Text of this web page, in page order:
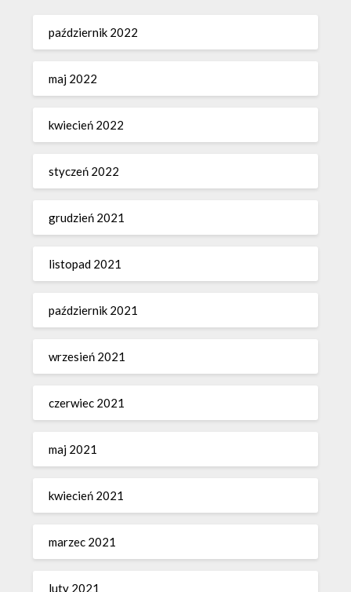
październik 2022
maj 2022
kwiecień 2022
styczeń 2022
grudzień 2021
listopad 2021
październik 2021
wrzesień 2021
czerwiec 2021
maj 2021
kwiecień 2021
marzec 2021
luty 2021